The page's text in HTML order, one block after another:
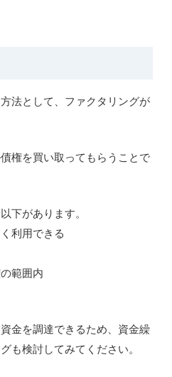
法として、ファクタリングが
権を買い取ってもらうことで
下があります。
利用できる
範囲内
金を調達できるため、資金繰
も検討してみてください。